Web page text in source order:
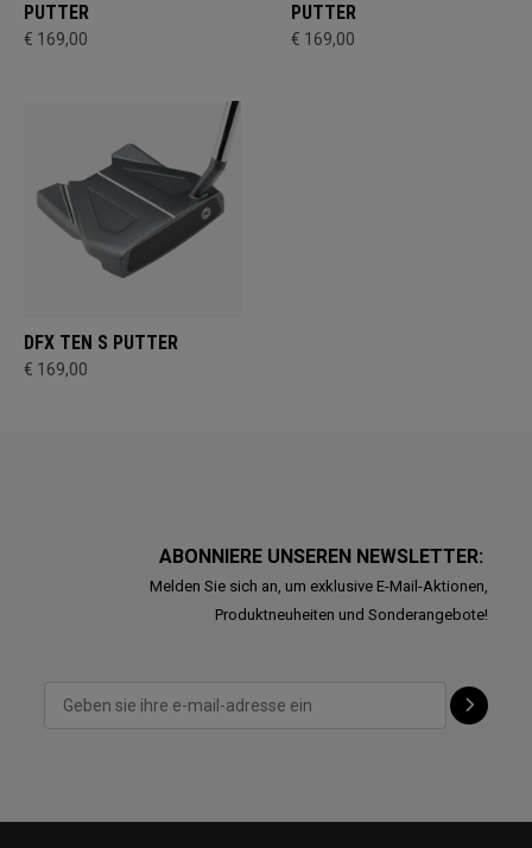
PUTTER
€ 169,00
PUTTER
€ 169,00
DFX TEN S PUTTER
€ 169,00
ABONNIERE UNSEREN NEWSLETTER:
Melden Sie sich an, um exklusive E-Mail-Aktionen,
Produktneuheiten und Sonderangebote!